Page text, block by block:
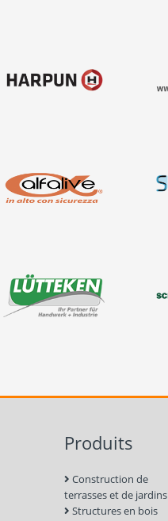
Produits
Construction de
terrasses et de jardins
Structures en bois